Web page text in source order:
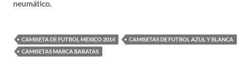
neumático.
CAMISETA DE FUTBOL MEXICO 2014
CAMISETAS DE FUTBOL AZUL Y BLANCA
CAMISETAS MARCA BARATAS